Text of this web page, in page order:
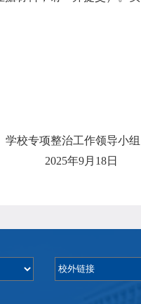
学校专项整治工作领导小组
2025年9月18日